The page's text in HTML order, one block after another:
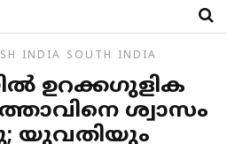
INDIA SOUTH INDIA
ഉറക്കഗുളിക
ശ്വാസം
യുവതിയും